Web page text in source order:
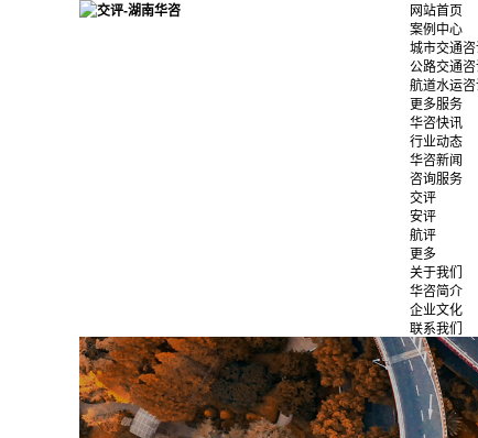
网站首页
案例中心
城市交通
公路交通
航道水运
更多服务
华咨快讯
行业动态
华咨新闻
咨询服务
交评
安评
航评
更多
关于我们
华咨简介
企业文化
联系我们